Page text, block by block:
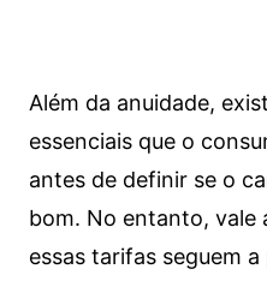
Além da anuidade,
essenciais que o
antes de definir se o
bom. No entanto, vale
essas tarifas seguem